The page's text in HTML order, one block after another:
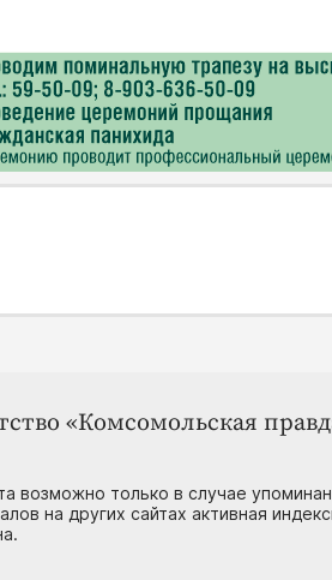
«Комсомольская
возможно только в случае
на других сайтах активная